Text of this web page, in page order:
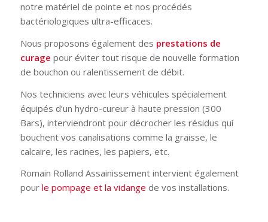
notre matériel de pointe et nos procédés
bactériologiques ultra-efficaces.
Nous proposons également des prestations de
curage pour éviter tout risque de nouvelle formation
de bouchon ou ralentissement de débit.
Nos techniciens avec leurs véhicules spécialement
équipés d’un hydro-cureur à haute pression (300
Bars), interviendront pour décrocher les résidus qui
bouchent vos canalisations comme la graisse, le
calcaire, les racines, les papiers, etc.
Romain Rolland Assainissement intervient également
pour le pompage et la vidange de vos installations.